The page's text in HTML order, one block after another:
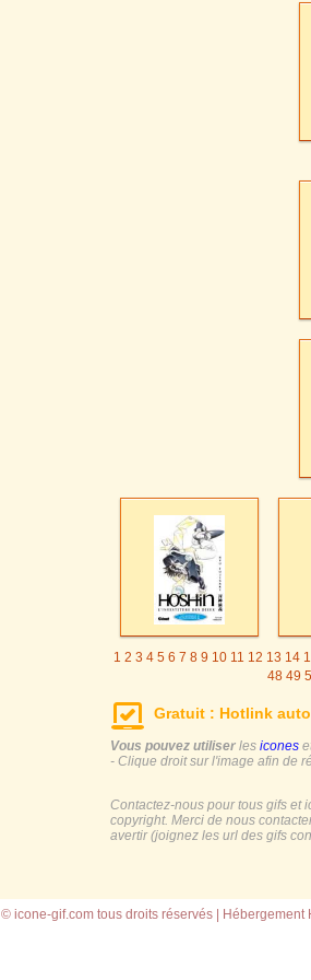
1 2 3 4 5 6 7 8 9 10 11 12 13 14
48 49
Gratuit : Hotlink
Vous pouvez utiliser les icones
- Clique droit sur l'image afin de
Contactez-nous pour tous gifs et
copyright. Merci de nous
avertir (joignez les url des gifs
© icone-gif.com tous droits réservés | Hébergement